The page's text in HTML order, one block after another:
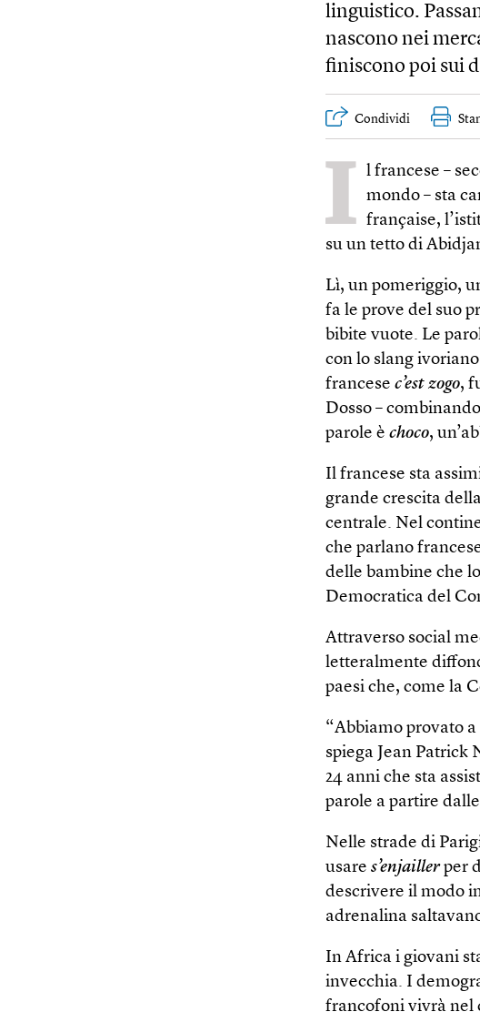
linguistico.
nascono nei
finiscono poi sui
Condividi
I l francese –
mondo – sta
française,
su un tetto di
Lì, un pomeriggio,
fa le prove del suo
bibite vuote. Le
con lo slang
francese c’est zogo,
Dosso –
parole è choco,
Il francese sta
grande crescita
centrale. Nel
che parlano
delle bambine che
Democratica del
Attraverso social
letteralmente
paesi che, come la
“Abbiamo provato
spiega Jean Patrick
24 anni che sta
parole a partire
Nelle strade di
usare s’enjaillerper
descrivere il modo
adrenalina
In Africa i giovani
invecchia. I
francofoni vivrà nel